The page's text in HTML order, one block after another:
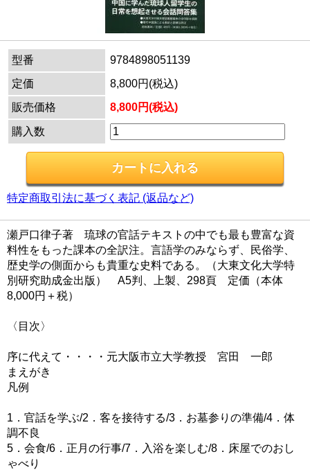
型番
9784898051139
定価
8,800円(税込)
販売価格
8,800円(税込)
購入数
特定商取引法に基づく表記 (返品など)
瀬戸口律子著 琉球の官話テキストの中でも最も豊富な資
料性をもった課本の全訳注。言語学のみならず、民俗学、
歴史学の側面からも貴重な史料である。（大東文化大学特
別研究助成金出版） A5判、上製、298頁 定価（本体
8,000円＋税）
〈目次〉
序に代えて・・・・元大阪市立大学教授 宮田 一郎
まえがき
凡例
1．官話を学ぶ/2．客を接待する/3．お墓参りの準備/4．体
調不良
5．会食/6．正月の行事/7．入浴を楽しむ/8．床屋でのおし
ゃべり